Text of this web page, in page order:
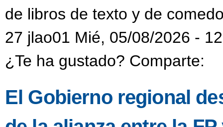
de libros de texto y de
27 jlao01 Mié, 05/08/2026 -
¿Te ha gustado? Comparte:
El Gobierno regional